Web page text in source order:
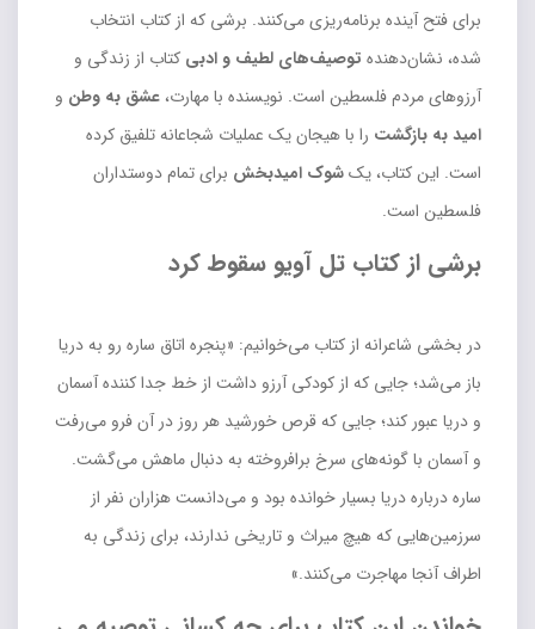
برای فتح آینده برنامه‌ریزی می‌کنند. برشی که از کتاب انتخاب
شده، نشان‌دهنده توصیف‌های لطیف و ادبی کتاب از زندگی و
آرزوهای مردم فلسطین است. نویسنده با مهارت، عشق به وطن و
امید به بازگشت را با هیجان یک عملیات شجاعانه تلفیق کرده
است. این کتاب، یکشوک امیدبخش برای تمام دوستداران
فلسطین است.
برشی از کتاب تل آویو سقوط کرد
در بخشی شاعرانه از کتاب می‌خوانیم: «پنجره اتاق ساره رو به دریا
باز می‌شد؛ جایی که از کودکی آرزو داشت از خط جدا کننده آسمان
و دریا عبور کند؛ جایی که قرص خورشید هر روز در آن فرو می‌رفت
و آسمان با گونه‌های سرخ برافروخته به دنبال ماهش می‌گشت.
ساره درباره دریا بسیار خوانده بود و می‌دانست هزاران نفر از
سرزمین‌هایی که هیچ میراث و تاریخی ندارند، برای زندگی به
اطراف آنجا مهاجرت می‌کنند.»